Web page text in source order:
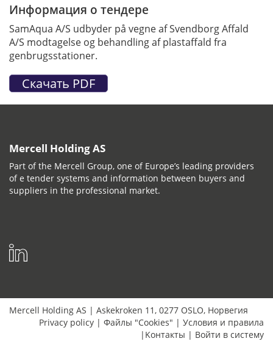
Информация о тендере
SamAqua A/S udbyder på vegne af Svendborg Affald
A/S modtagelse og behandling af plastaffald fra
genbrugsstationer.
Mercell Holding AS
Part of the Mercell Group, one of Europe’s leading providers
of e tender systems and information between buyers and
suppliers in the professional market.
Mercell Holding AS | Askekroken 11, 0277 OSLO, Норвегия
Privacy policy | Файлы "Cookies" | Условия и правила
| Kонтакты | Bойти в систему